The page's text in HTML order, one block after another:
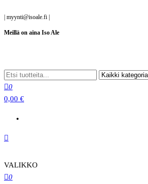
suoraan
sisältöön
myynti@isoale.fi
Meillä on aina Iso Ale
0
0,00 €
VALIKKO
0